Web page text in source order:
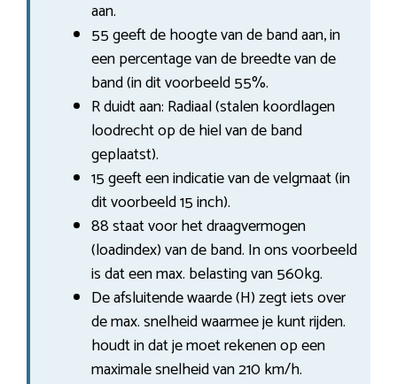
aan.
55 geeft de hoogte van de band aan, in
een percentage van de breedte van de
band (in dit voorbeeld 55%.
R duidt aan: Radiaal (stalen koordlagen
loodrecht op de hiel van de band
geplaatst).
15 geeft een indicatie van de velgmaat (in
dit voorbeeld 15 inch).
88 staat voor het draagvermogen
(loadindex) van de band. In ons voorbeeld
is dat een max. belasting van 560kg.
De afsluitende waarde (H) zegt iets over
de max. snelheid waarmee je kunt rijden.
houdt in dat je moet rekenen op een
maximale snelheid van 210 km/h.